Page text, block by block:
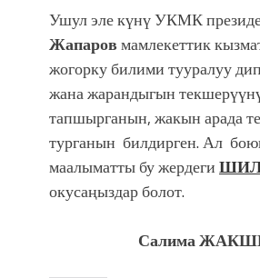
Ушул эле күнү УКМК
Жапаровмамлекеттик
жогорку билими тууралуу
жана жарандыгын
тапшырганын, жакын арада
турганын билдирген. Ал
маалыматты бу жердеги
окусаңыздар болот.
Салима